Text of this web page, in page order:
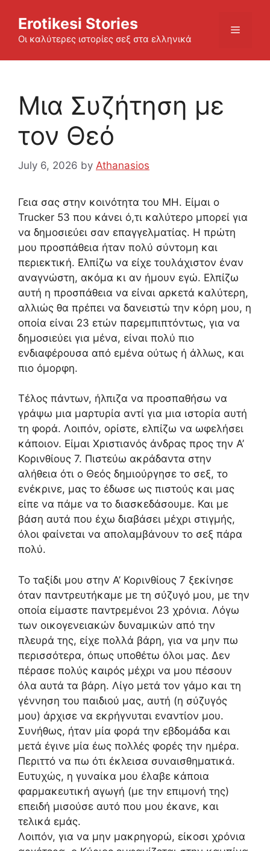
content
Erotikesi Stories
Οι καλύτερες ιστορίες σεξ στα ελληνικά
Menu
Μια Συζήτηση με
τον Θεό
July 6, 2026 by Athanasios
Γεια σας στην κοινότητα του MH. Είμαι ο
Trucker 53 που κάνει ό,τι καλύτερο μπορεί για
να δημοσιεύει σαν επαγγελματίας. Η πρώτη
μου προσπάθεια ήταν πολύ σύντομη και
περιεκτική. Ελπίζω να είχε τουλάχιστον έναν
αναγνώστη, ακόμα κι αν ήμουν εγώ. Ελπίζω
αυτή η προσπάθεια να είναι αρκετά καλύτερη,
αλλιώς θα πρέπει να δανειστώ την κόρη μου, η
οποία είναι 23 ετών παρεμπιπτόντως, για να
δημοσιεύει για μένα, είναι πολύ πιο
ενδιαφέρουσα από εμένα ούτως ή άλλως, και
πιο όμορφη.
Τέλος πάντων, ήλπιζα να προσπαθήσω να
γράψω μια μαρτυρία αντί για μια ιστορία αυτή
τη φορά. Λοιπόν, ορίστε, ελπίζω να ωφελήσει
κάποιον. Είμαι Χριστιανός άνδρας προς την Α’
Κορινθίους 7. Πιστεύω ακράδαντα στην
αλήθεια ότι ο Θεός δημιούργησε το σεξ, το
ενέκρινε, μας το έδωσε ως πιστούς και μας
είπε να πάμε να το διασκεδάσουμε. Και με
βάση αυτά που έχω διαβάσει μέχρι στιγμής,
όλοι φαίνεται να απολαμβάνουν το σεξ πάρα
πολύ.
Το ταξίδι μου στην Α’ Κορινθίους 7 ξεκίνησε
όταν παντρευτήκαμε με τη σύζυγό μου, με την
οποία είμαστε παντρεμένοι 23 χρόνια. Λόγω
των οικογενειακών δυναμικών από την
πλευρά της, είχε πολλά βάρη, για να μην πω
περισσότερα, όπως υποθέτω όλοι μας. Δεν
πέρασε πολύς καιρός μέχρι να μου πέσουν
όλα αυτά τα βάρη. Λίγο μετά τον γάμο και τη
γέννηση του παιδιού μας, αυτή (η σύζυγός
μου) άρχισε να εκρήγνυται εναντίον μου.
Συνήθως, ήταν μία φορά την εβδομάδα και
μετά έγινε μία έως πολλές φορές την ημέρα.
Περιττό να πω ότι έκλεισα συναισθηματικά.
Ευτυχώς, η γυναίκα μου έλαβε κάποια
φαρμακευτική αγωγή (με την επιμονή της)
επειδή μισούσε αυτό που μου έκανε, και
τελικά εμάς.
Λοιπόν, για να μην μακρηγορώ, είκοσι χρόνια